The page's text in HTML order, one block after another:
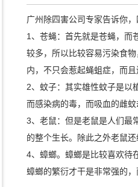
广州除四害公司专家告诉你
1、苍蝇：首先就是苍蝇，而
较多，所以比较容易污染食
内，不只会惹起蝇蛆症，而
2、蚊子：其实雄性蚊子是以
而感染病的毒，而吸血的雌
3、老鼠：但是老鼠是人们最
的整个生长。除此之外老鼠
4、蟑螂。蟑螂是比较喜欢待
蟑螂的繁衍才干是非常强的